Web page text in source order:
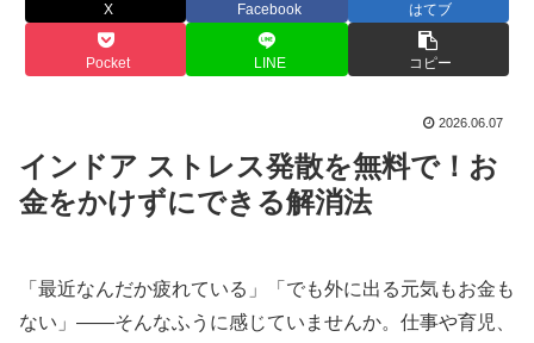
X Facebook はてブ
Pocket LINE コピー
2026.06.07
インドア ストレス発散を無料で！お
金をかけずにできる解消法
「最近なんだか疲れている」「でも外に出る元気もお金も
ない」――そんなふうに感じていませんか。仕事や育児、